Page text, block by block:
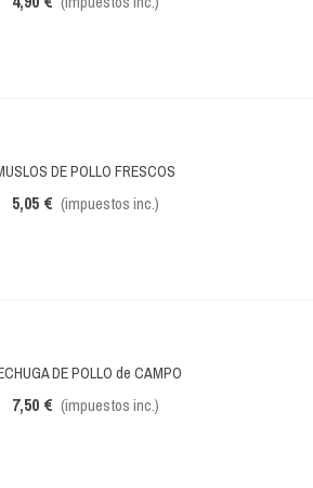
rápidaDE POLLO FRESCOS
5,05 € (impuestos inc.)
rápidaDE POLLO de CAMPO
7,50 € (impuestos inc.)